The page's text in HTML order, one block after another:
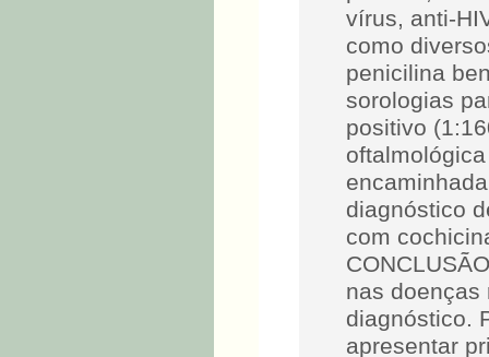
vírus, anti-
como
penicilina
sorologias
positivo
diagnóstico
com
nas doenças
diagnóstico.
apresentar